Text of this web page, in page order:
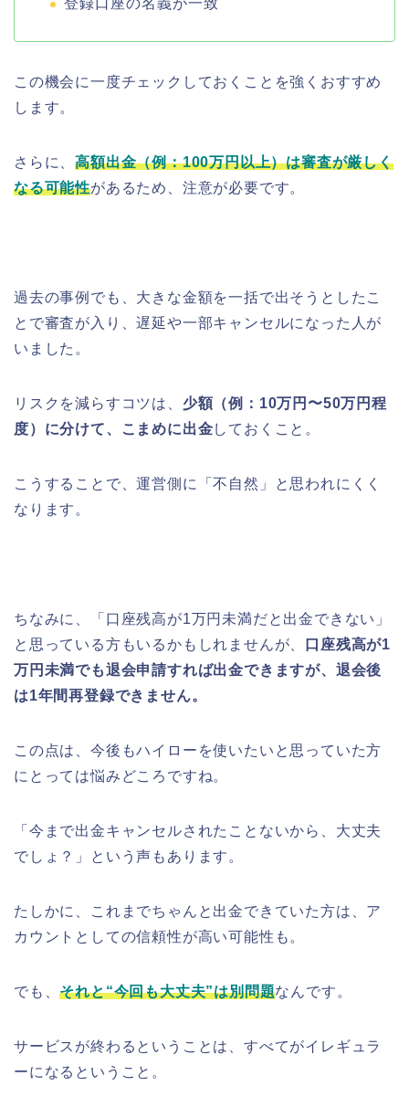
登録口座の名義が一致
この機会に一度チェックしておくことを強くおすすめ
します。
さらに、高額出金（例：100万円以上）は審査が厳しく
なる可能性があるため、注意が必要です。
過去の事例でも、大きな金額を一括で出そうとしたこ
とで審査が入り、遅延や一部キャンセルになった人が
いました。
リスクを減らすコツは、 少額（例：10万円〜50万円程
度）に分けて、こまめに出金しておくこと。
こうすることで、運営側に「不自然」と思われにくく
なります。
ちなみに、「口座残高が1万円未満だと出金できない」
と思っている方もいるかもしれませんが、
口座残高が1
万円未満でも退会申請すれば出金できますが、退会後
は1年間再登録できません。
この点は、今後もハイローを使いたいと思っていた方
にとっては悩みどころですね。
「今まで出金キャンセルされたことないから、大丈夫
でしょ？」という声もあります。
たしかに、これまでちゃんと出金できていた方は、ア
カウントとしての信頼性が高い可能性も。
でも、それと“今回も大丈夫”は別問題なんです。
サービスが終わるということは、すべてがイレギュラ
ーになるということ。